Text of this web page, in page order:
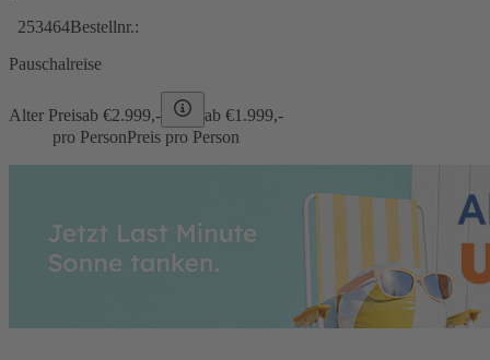
253464Bestellnr.:
Pauschalreise
Alter Preisab €2.999,- ab €1.999,-
pro PersonPreis pro Person